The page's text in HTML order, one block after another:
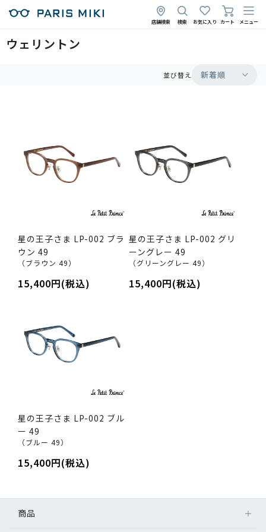
店舗検索 検索 お気に入り カート メニュー
ウェリントン
並び替え 新着順
星の王子さま LP-002 ブラ
ウン 49
（ブラウン 49）
15,400円(税込)
星の王子さま LP-002 グリ
ーングレー 49
（グリーングレー 49）
15,400円(税込)
星の王子さま LP-002 ブル
ー 49
（ブルー 49）
15,400円(税込)
商品